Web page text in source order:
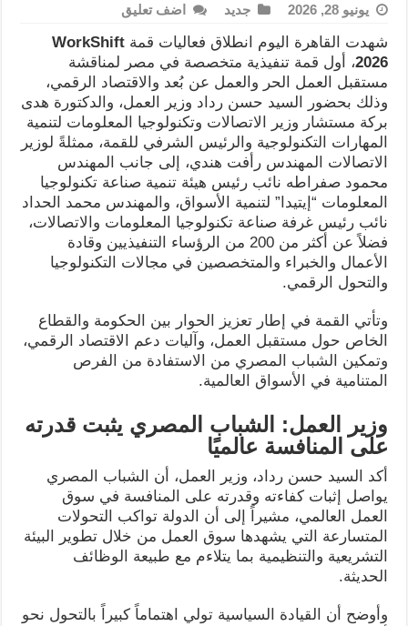
يونيو 28, 2026 جديد اضف تعليق
شهدت القاهرة اليوم انطلاق فعاليات قمة WorkShift
2026، أول قمة تنفيذية متخصصة في مصر لمناقشة
مستقبل العمل الحر والعمل عن بُعد والاقتصاد الرقمي،
وذلك بحضور السيد حسن رداد وزير العمل، والدكتورة هدى
بركة مستشار وزير الاتصالات وتكنولوجيا المعلومات لتنمية
المهارات التكنولوجية والرئيس الشرفي للقمة، ممثلةً لوزير
الاتصالات المهندس رأفت هندي، إلى جانب المهندس
محمود صفراطه نائب رئيس هيئة تنمية صناعة تكنولوجيا
المعلومات “إيتيدا” لتنمية الأسواق، والمهندس محمد الحداد
نائب رئيس غرفة صناعة تكنولوجيا المعلومات والاتصالات،
فضلاً عن أكثر من 200 من الرؤساء التنفيذيين وقادة
الأعمال والخبراء والمتخصصين في مجالات التكنولوجيا
والتحول الرقمي.
وتأتي القمة في إطار تعزيز الحوار بين الحكومة والقطاع
الخاص حول مستقبل العمل، وآليات دعم الاقتصاد الرقمي،
وتمكين الشباب المصري من الاستفادة من الفرص
المتنامية في الأسواق العالمية.
وزير العمل: الشباب المصري يثبت قدرته
على المنافسة عالميًا
أكد السيد حسن رداد، وزير العمل، أن الشباب المصري
يواصل إثبات كفاءته وقدرته على المنافسة في سوق
العمل العالمي، مشيراً إلى أن الدولة تواكب التحولات
المتسارعة التي يشهدها سوق العمل من خلال تطوير البيئة
التشريعية والتنظيمية بما يتلاءم مع طبيعة الوظائف
الحديثة.
وأوضح أن القيادة السياسية تولي اهتماماً كبيراً بالتحول نحو